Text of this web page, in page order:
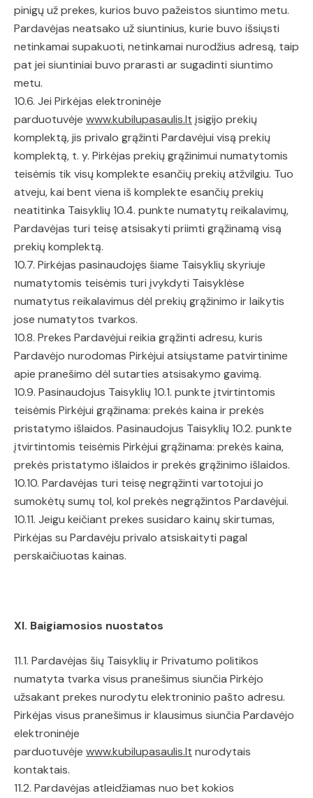
pinigų už prekes, kurios buvo pažeistos siuntimo metu.
Pardavėjas neatsako už siuntinius, kurie buvo išsiųsti
netinkamai supakuoti, netinkamai nurodžius adresą, taip
pat jei siuntiniai buvo prarasti ar sugadinti siuntimo
metu.
10.6. Jei Pirkėjas elektroninėje
parduotuvėje www.kubilupasaulis.lt įsigijo prekių
komplektą, jis privalo grąžinti Pardavėjui visą prekių
komplektą, t. y. Pirkėjas prekių grąžinimui numatytomis
teisėmis tik visų komplekte esančių prekių atžvilgiu. Tuo
atveju, kai bent viena iš komplekte esančių prekių
neatitinka Taisyklių 10.4. punkte numatytų reikalavimų,
Pardavėjas turi teisę atsisakyti priimti grąžinamą visą
prekių komplektą.
10.7. Pirkėjas pasinaudojęs šiame Taisyklių skyriuje
numatytomis teisėmis turi įvykdyti Taisyklėse
numatytus reikalavimus dėl prekių grąžinimo ir laikytis
jose numatytos tvarkos.
10.8. Prekes Pardavėjui reikia grąžinti adresu, kuris
Pardavėjo nurodomas Pirkėjui atsiųstame patvirtinime
apie pranešimo dėl sutarties atsisakymo gavimą.
10.9. Pasinaudojus Taisyklių 10.1. punkte įtvirtintomis
teisėmis Pirkėjui grąžinama: prekės kaina ir prekės
pristatymo išlaidos. Pasinaudojus Taisyklių 10.2. punkte
įtvirtintomis teisėmis Pirkėjui grąžinama: prekės kaina,
prekės pristatymo išlaidos ir prekės grąžinimo išlaidos.
10.10. Pardavėjas turi teisę negrąžinti vartotojui jo
sumokėtų sumų tol, kol prekės negrąžintos Pardavėjui.
10.11. Jeigu keičiant prekes susidaro kainų skirtumas,
Pirkėjas su Pardavėju privalo atsiskaityti pagal
perskaičiuotas kainas.
XI. Baigiamosios nuostatos
11.1. Pardavėjas šių Taisyklių ir Privatumo politikos
numatyta tvarka visus pranešimus siunčia Pirkėjo
užsakant prekes nurodytu elektroninio pašto adresu.
Pirkėjas visus pranešimus ir klausimus siunčia Pardavėjo
elektroninėje
parduotuvėje www.kubilupasaulis.lt nurodytais
kontaktais.
11.2. Pardavėjas atleidžiamas nuo bet kokios